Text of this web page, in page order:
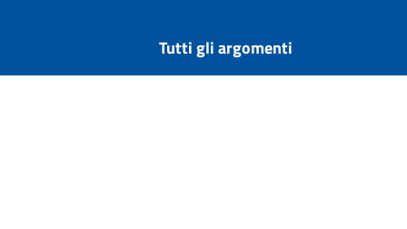
Tutti gli argomenti